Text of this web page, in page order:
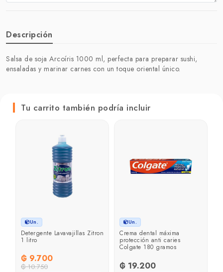
Descripción
Salsa de soja Arcoíris 1000 ml, perfecta para preparar sushi,
ensaladas y marinar carnes con un toque oriental único.
Tu carrito también podría incluir
Un.
Detergente Lavavajillas Zitron
1 litro
₲ 9.700
₲ 10.750
Un.
Crema dental máxima
protección anti caries
Colgate 180 gramos
₲ 19.200